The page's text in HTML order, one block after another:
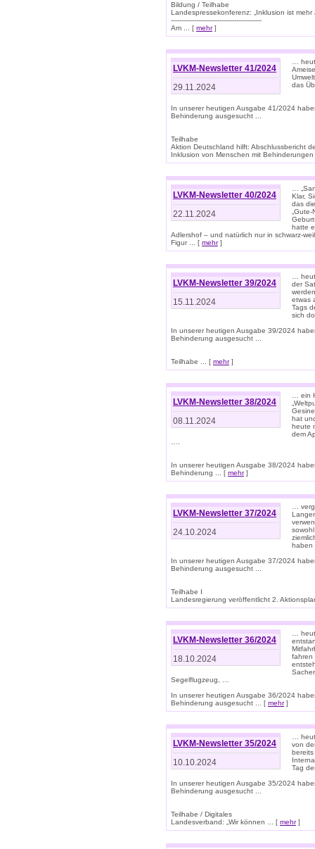
Bildung / Teilhabe
Landespressekonferenz: „Inklusion ist mehr
-------------------------------------------
Am ... [ mehr]
LVKM-Newsletter 41/2024
29.11.2024
…
das
In unserer heutigen Ausgabe 41/2024
Behinderung ausgesucht ...
Teilhabe
Aktion Deutschland hilft: Abschlussbericht
Inklusion von Menschen mit
LVKM-Newsletter 40/2024
22.11.2024
…
Klar,
das
hatte
Adlershof – und natürlich nur in schwarz-
Figur ... [ mehr]
LVKM-Newsletter 39/2024
15.11.2024
…
der
etwas
Tags
sich
In unserer heutigen Ausgabe 39/2024
Behinderung ausgesucht ...
Teilhabe ... [ mehr]
LVKM-Newsletter 38/2024
08.11.2024
… ein
hat
heute
dem
In unserer heutigen Ausgabe 38/2024
Behinderung ... [ mehr]
LVKM-Newsletter 37/2024
24.10.2024
…
In unserer heutigen Ausgabe 37/2024
Behinderung ausgesucht ...
Teilhabe I
Landesregierung veröffentlicht 2.
LVKM-Newsletter 36/2024
18.10.2024
…
fahren
Segelflugzeug, …
In unserer heutigen Ausgabe 36/2024
Behinderung ausgesucht ... [ mehr]
LVKM-Newsletter 35/2024
10.10.2024
…
von
bereits
Tag
In unserer heutigen Ausgabe 35/2024
Behinderung ausgesucht ...
Teilhabe / Digitales
Landesverband: „Wir können ... [ mehr]